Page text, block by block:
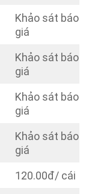
Khảo sát báo
giá
Khảo sát báo
giá
Khảo sát báo
giá
Khảo sát báo
giá
120.00đ/ cái